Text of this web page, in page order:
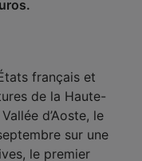
français et
de la Haute-
d’Aoste, le
sur une
le premier